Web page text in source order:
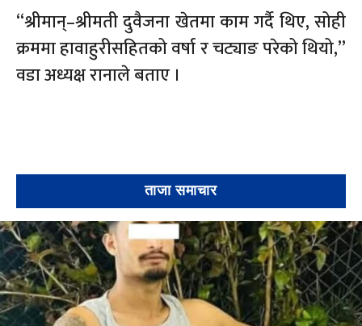
“श्रीमान्–श्रीमती दुवैजना खेतमा काम गर्दै थिए, सोही
क्रममा हावाहुरीसहितको वर्षा र चट्याङ परेको थियो,”
वडा अध्यक्ष रानाले बताए ।
ताजा समाचार